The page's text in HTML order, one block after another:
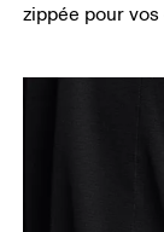
zippée pour